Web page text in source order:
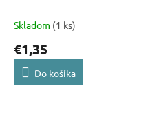
Skladom (1 ks)
€1,35
Do košíka